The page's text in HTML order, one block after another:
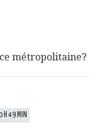
métropolitaine?
H 49 MIN